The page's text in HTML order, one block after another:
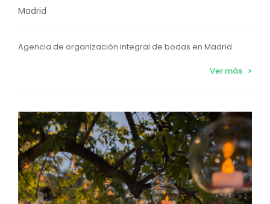
Madrid
Agencia de organización integral de bodas en Madrid
Ver más